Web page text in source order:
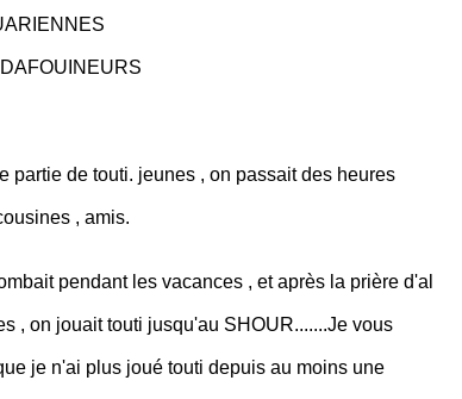
partie de touti. jeunes , on passait des heures
, amis.
pendant les vacances , et après la prière d'al
, on jouait touti jusqu'au SHOUR.......Je vous
je n'ai plus joué touti depuis au moins une